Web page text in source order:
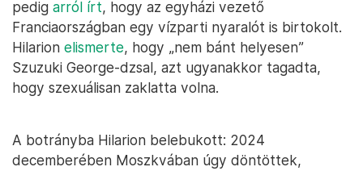
pedig arról írt, hogy az egyházi vezető
Franciaországban egy vízparti nyaralót is birtokolt.
Hilarion elismerte, hogy „nem bánt helyesen”
Szuzuki George-dzsal, azt ugyanakkor tagadta,
hogy szexuálisan zaklatta volna.
A botrányba Hilarion belebukott: 2024
decemberében Moszkvában úgy döntöttek,